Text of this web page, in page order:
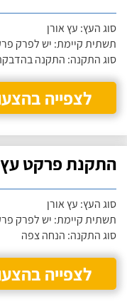
סוג העץ: עץ אורן
תשתית קיימת: יש לפרק
סוג התקנה: התקנה
לצפייה
התקנת פרקט
סוג העץ: עץ אורן
תשתית קיימת: יש לפרק
סוג התקנה: הנחה צפה
לצפייה